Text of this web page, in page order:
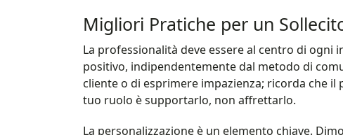
Migliori Pratiche per un
La professionalità deve essere al centro di
positivo, indipendentemente dal metodo di
cliente o di esprimere impazienza; ricorda che
tuo ruolo è supportarlo, non affrettarlo.
La personalizzazione è un elemento chiave.